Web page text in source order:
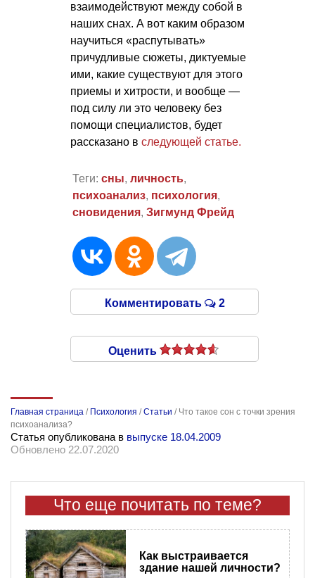
взаимодействуют между собой в
наших снах. А вот каким образом
научиться «распутывать»
причудливые сюжеты, диктуемые
ими, какие существуют для этого
приемы и хитрости, и вообще —
под силу ли это человеку без
помощи специалистов, будет
рассказано в следующей статье.
Теги: сны, личность,
психоанализ, психология,
сновидения, Зигмунд Фрейд
Комментировать 2
Оценить
Главная страница / Психология /Статьи / Что такое сон с точки зрения
психоанализа?
Статья опубликована в выпуске 18.04.2009
Обновлено 22.07.2020
Что еще почитать по теме?
Как выстраивается
здание нашей личности?